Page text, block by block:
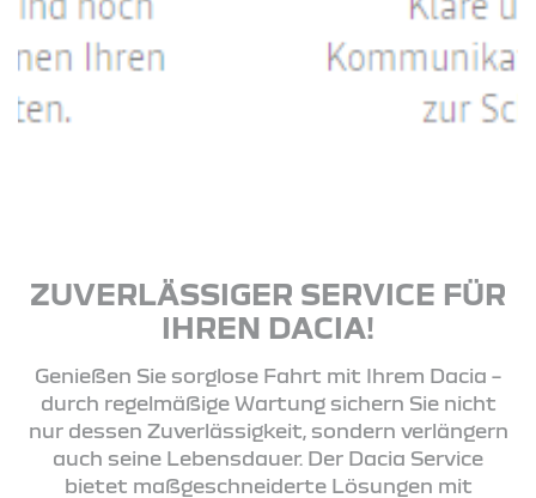
ZUVERLÄSSIGER SERVICE FÜR
IHREN DACIA!
Genießen Sie sorglose Fahrt mit Ihrem Dacia –
durch regelmäßige Wartung sichern Sie nicht
nur dessen Zuverlässigkeit, sondern verlängern
auch seine Lebensdauer. Der Dacia Service
bietet maßgeschneiderte Lösungen mit